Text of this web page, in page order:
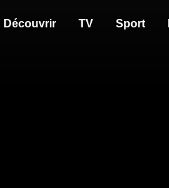
Découvrir TV Sport